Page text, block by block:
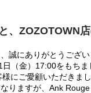
、ZOZOTOWN
誠にありがとうござい
（金）17:00をもち
にご愛顧いただきま
りますが、Ank